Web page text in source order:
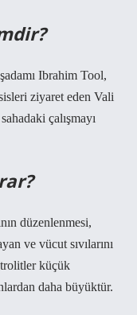
Ibrahim Tool,
ziyaret eden Vali
çalışmayı
düzenlenmesi,
ve vücut sıvılarını
küçük
daha büyüktür.